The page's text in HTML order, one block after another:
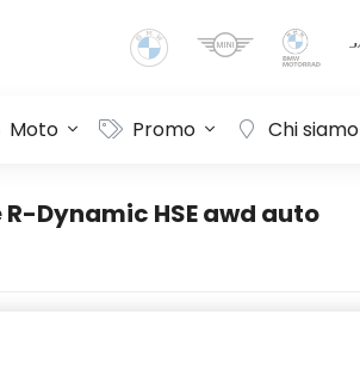
Moto Promo Chi siamo
R-Dynamic HSE awd auto